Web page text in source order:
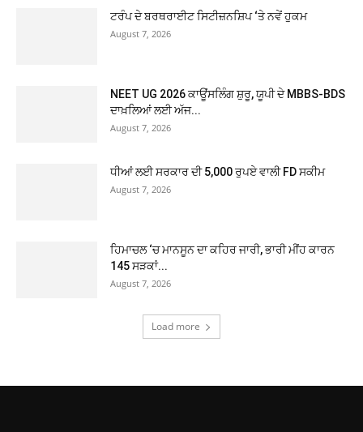
ਟਰੰਪ ਦੇ ਬਰਥਰਾਈਟ ਸਿਟੀਜ਼ਨਸ਼ਿਪ ‘ਤੇ ਨਵੇਂ ਹੁਕਮ
August 7, 2026
NEET UG 2026 ਕਾਊਂਸਲਿੰਗ ਸ਼ੁਰੂ, ਯੂਪੀ ਦੇ MBBS-BDS
ਦਾਖ਼ਲਿਆਂ ਲਈ ਅੱਜ...
August 7, 2026
ਧੀਆਂ ਲਈ ਸਰਕਾਰ ਦੀ 5,000 ਰੁਪਏ ਵਾਲੀ FD ਸਕੀਮ
August 7, 2026
ਹਿਮਾਚਲ ‘ਚ ਮਾਨਸੂਨ ਦਾ ਕਹਿਰ ਜਾਰੀ, ਭਾਰੀ ਮੀਂਹ ਕਾਰਨ
145 ਸੜਕਾਂ...
August 7, 2026
Load more